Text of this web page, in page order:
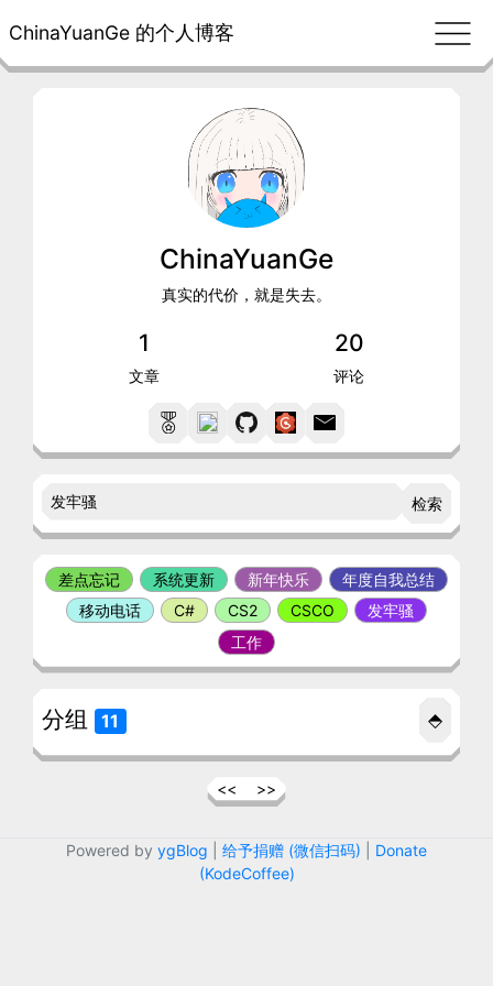
ChinaYuanGe 的个人博客
<< >>
ChinaYuanGe
真实的代价，就是失去。
1
文章
20
评论
检索
差点忘记 系统更新 新年快乐
年度自我总结
移动电话
C# CS2 CSCO
发牢骚
工作
分组 11 ⬘
Powered by ygBlog 给予捐赠 (微信扫码)
Donate
(KodeCoffee)